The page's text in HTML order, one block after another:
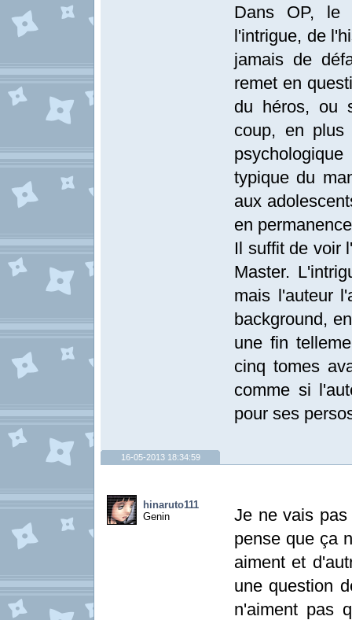
Dans OP, le
l'intrigue, de
jamais de
remet en
du héros, ou
coup, en
typique du
aux
en
Il suffit de voir
Master.
mais l'auteur
background,
une fin
cinq tomes
comme si
pour ses
16-05-2013 18:34:59
hinaruto111
Genin
Je ne vais pas
pense que ça
aiment et
une question
n'aiment pas